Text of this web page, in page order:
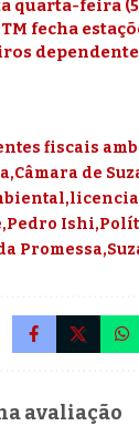
quarta-feira
fecha
fiscais
Câmara de
Pedro Ishi
Promessa
avaliação